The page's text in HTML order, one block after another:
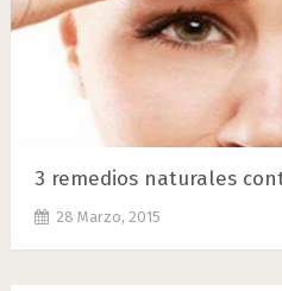
3 remedios naturales
28 Marzo, 2015